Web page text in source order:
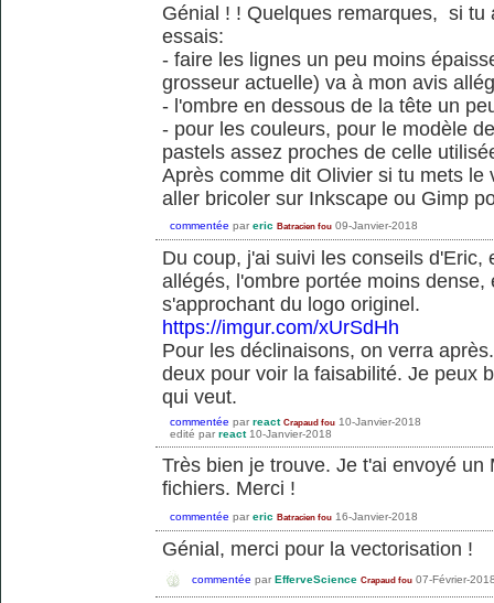
Génial ! ! Quelques remarques, si tu
essais:
- faire les lignes un peu moins
grosseur actuelle) va à mon avis
- l'ombre en dessous de la tête un
- pour les couleurs, pour le modèle
pastels assez proches de celle
Après comme dit Olivier si tu mets
aller bricoler sur Inkscape ou Gimp
commentée par eric Batracien fou 09-Janvier-2018
Du coup, j'ai suivi les conseils
allégés, l'ombre portée moins
s'approchant du logo originel.
https://imgur.com/xUrSdHh
Pour les déclinaisons, on verra
deux pour voir la faisabilité. Je peux
qui veut.
commentée par react Crapaud fou 10-Janvier-2018
edité par react 10-Janvier-2018
Très bien je trouve. Je t'ai envoyé un
fichiers. Merci !
commentée par eric Batracien fou 16-Janvier-2018
Génial, merci pour la vectorisation !
commentée par EfferveScience Crapaud fou 07-Février-